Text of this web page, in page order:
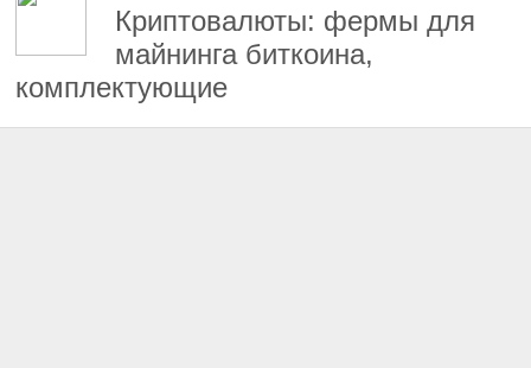
Криптовалюты: фермы для
майнинга биткоина,
комплектующие